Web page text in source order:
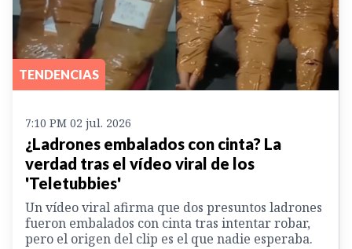
TENDENCIAS
7:10 PM 02 jul. 2026
¿Ladrones embalados con cinta? La
verdad tras el vídeo viral de los
'Teletubbies'
Un vídeo viral afirma que dos presuntos ladrones
fueron embalados con cinta tras intentar robar,
pero el origen del clip es el que nadie esperaba.